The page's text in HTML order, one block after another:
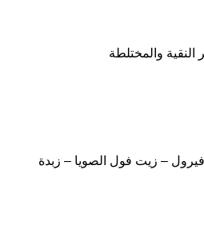
النقية والمختلطة
– زيت فول الصويا – زبدة